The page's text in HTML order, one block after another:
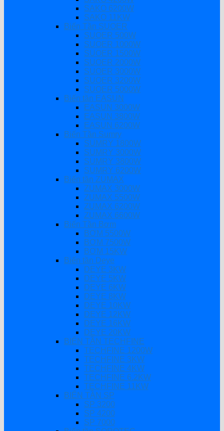
SAKO 6200W
SAKO 11KW
Biến Tần SUOER
SUOER 500W
SUOER 1000W
SUOER 1500W
SUOER 2000W
SUOER 3000W
SUOER 3200W
SUOER 5000W
Biến tần EASUN
EASUN 3000W
EASUN 3800W
EASUN 6200W
Biến Tần Sumry
SUMRY 1800W
SUMRY 3000W
SUMRY 3800W
SUMRY 6200W
Biến tần ZUMAX
ZUMAX 3000W
ZUMAX 5500W
ZUMAX 6200W
ZUMAX 6600W
Biến Tần Bơm
BƠM 5500W
BƠM 7500W
BƠM 15KW
Biến tần Deye
DEYE 3KW
DEYE 5KW
DEYE 6KW
DEYE 8KW
DEYE 10KW
DEYE 12KW
DEYE 16KW
DEYE 20KW
BIẾN TẦN TECHFINE
TECHFINE 1200W
TECHFINE 3KW
TECHFINE 4KW
TECHFINE 6.2KW
TECHFINE 11KW
BIẾN TẦN SP
SP 3200
SP 4200
SP 7000